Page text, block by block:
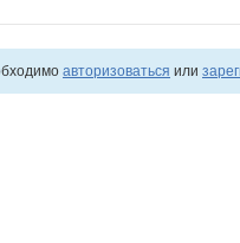
авторизоваться или